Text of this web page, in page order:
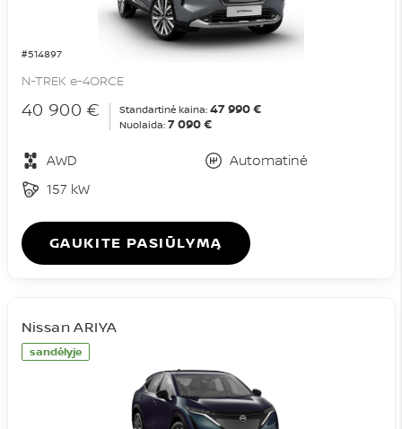
#514897
N-TREK e-4ORCE
40 900 € Standartinė kaina: 47 990 €
Nuolaida: 7 090 €
AWD
Automatinė
157 kW
GAUKITE PASIŪLYMĄ
sandėlyje
Nissan ARIYA